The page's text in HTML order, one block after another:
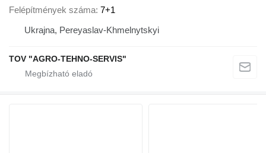
Felépítmények száma 7+1
Ukrajna, Pereyaslav-Khmelnytskyi
TOV "AGRO-TEHNO-SERVIS"